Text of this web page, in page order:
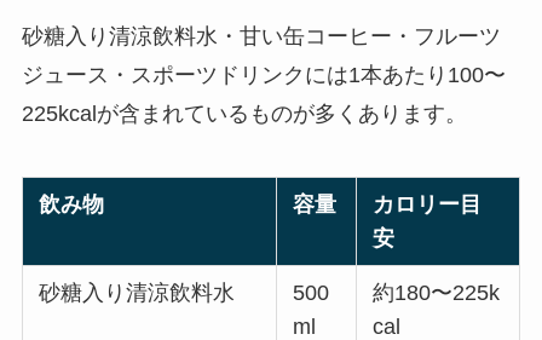
砂糖入り清涼飲料水・甘い缶コーヒー・フルーツ
ジュース・スポーツドリンクには1本あたり100〜
225kcalが含まれているものが多くあります。
飲み物 容量
カロリー目
安
砂糖入り清涼飲料水
500
ml
約180〜225k
cal